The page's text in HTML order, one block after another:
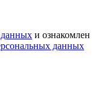
данных и ознакомлен
данных